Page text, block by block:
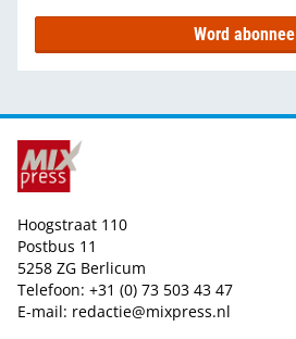
Word abonnee
Hoogstraat 110
Postbus 11
5258 ZG Berlicum
Telefoon: +31 (0) 73 503 43 47
E-mail: redactie@mixpress.nl